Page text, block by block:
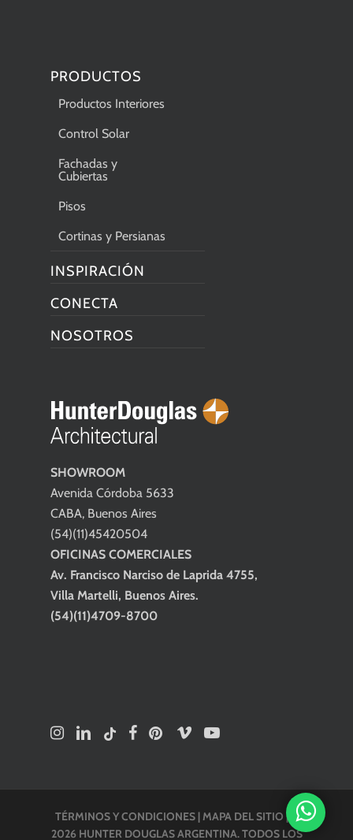
SHOWROOM
Avenida Córdoba 5633
CABA, Buenos Aires
(54)(11)45420504
OFICINAS COMERCIALES
Av. Francisco Narciso de Laprida 4755,
Villa Martelli, Buenos Aires.
(54)(11)4709-8700
PRODUCTOS
Productos Interiores
Control Solar
Fachadas y
Cubiertas
Pisos
Cortinas y Persianas
INSPIRACIÓN
CONECTA
NOSOTROS
TÉRMINOS Y CONDICIONES|MAPA DEL SITIO | ©
2026 HUNTER DOUGLAS ARGENTINA. TODOS LOS